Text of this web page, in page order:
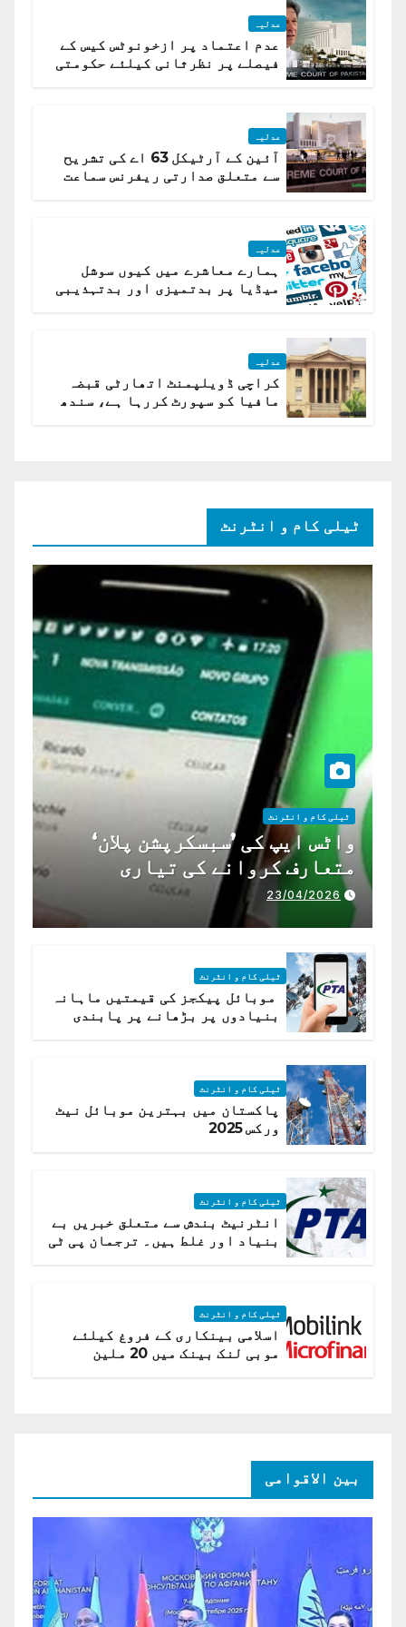
عدلیہ
عدم اعتماد پر ازخونوٹس کیس کے
فیصلے پر نظرثانی کیلئے حکومتی
عدلیہ
آئین کے آرٹیکل 63 اے کی تشریح
سے متعلق صدارتی ریفرنس سماعت
عدلیہ
ہمارے معاشرے میں کیوں سوشل
میڈیا پر بدتمیزی اور بدتہذیبی
عدلیہ
کراچی ڈویلپمنٹ اتھارٹی قبضہ
مافیا کو سپورٹ کررہا ہے، سندھ
ٹیلی کام و انٹرنٹ
ٹیلی کام و انٹرنٹ
واٹس ایپ کی ’سبسکرپشن پلان‘
متعارف کروانے کی تیاری
23/04/2026
ٹیلی کام و انٹرنٹ
موبائل پیکجز کی قیمتیں ماہانہ
بنیادوں پر بڑھانے پر پابندی
ٹیلی کام و انٹرنٹ
پاکستان میں بہترین موبائل نیٹ
ورکس 2025
ٹیلی کام و انٹرنٹ
انٹرنیٹ بندش سے متعلق خبریں بے
بنیاد اور غلط ہیں۔ ترجمان پی ٹی
ٹیلی کام و انٹرنٹ
اسلامی بینکاری کے فروغ کیلئے
موبی لنک بینک میں 20 ملین
بین الاقوامی